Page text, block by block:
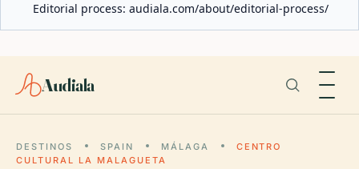
Editorial process: audiala.com/about/editorial-process/
Audiala
DESTINOS SPAIN MÁLAGA
CENTRO
CULTURAL LA MALAGUETA